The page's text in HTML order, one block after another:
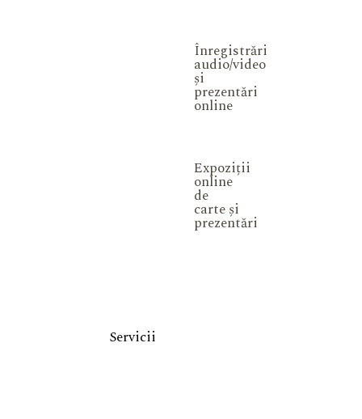
Înregistrări
audio/video
și
prezentări
online
Expoziții
online
de
carte și
prezentări
Servicii